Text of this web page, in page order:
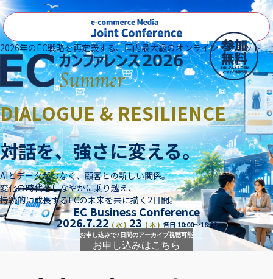
2026年のEC戦略を再定義する、国内最大級のオンライン・サミット
DIALOGUE & RESILIENCE
対話を、強さに変える。
AIとデータがつなぐ、顧客との新しい関係。
変化の時代をしなやかに乗り越え、
持続的に成長するECの未来を共に描く2日間。
EC Business Conference
2026.7.22 ( 水 ) 23 ( 木 ) 各日 10:00～18:00
お申し込みで7日間のアーカイブ視聴可能
お申し込みはこちら